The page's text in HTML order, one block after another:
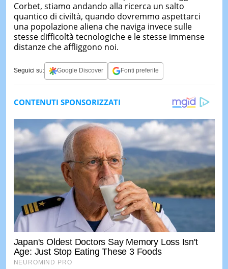
Corbet, stiamo andando alla ricerca un salto
quantico di civiltà, quando dovremmo aspettarci
una popolazione aliena che naviga invece sulle
stesse difficoltà tecnologiche e le stesse immense
distanze che affliggono noi.
Seguici su: Google Discover Fonti preferite